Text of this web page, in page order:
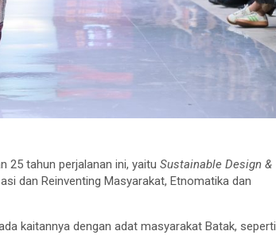
25 tahun perjalanan ini, yaituSustainable Design &
dan Reinventing Masyarakat, Etnomatika dan
kaitannya dengan adat masyarakat Batak, seperti